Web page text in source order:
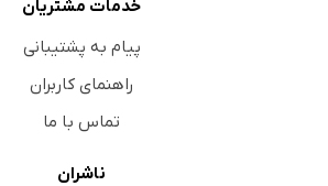
خدمات مشتریان
پیام به پشتیبانی
راهنمای کاربران
تماس با ما
ناشران